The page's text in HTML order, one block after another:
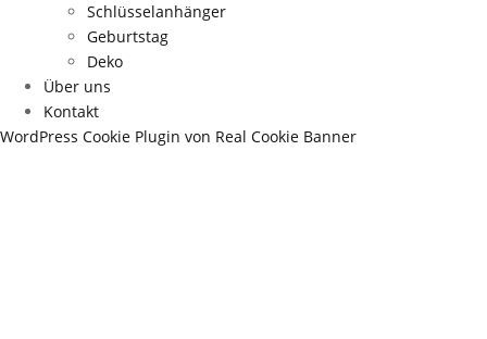
Schlüsselanhänger
Geburtstag
Deko
Über uns
Kontakt
WordPress Cookie Plugin von Real Cookie Banner